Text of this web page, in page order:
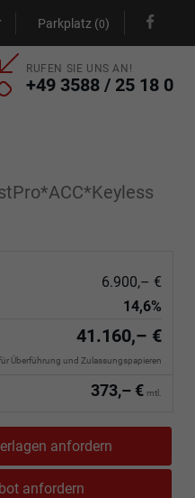
Parkplatz (0)
RUFEN SIE UNS AN!
+49 3588 / 25 18 0
6.900,– €
14,6%
41.160,– €
Überführung und Zulassungspapieren
373,– € mtl.
anfordern
anfordern